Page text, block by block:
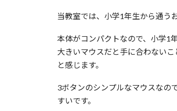
当教室では、小学1年生から通う
本体がコンパクトなので、小学1
大きいマウスだと手に合わない
と感じます。
3ボタンのシンプルなマウスなの
すいです。